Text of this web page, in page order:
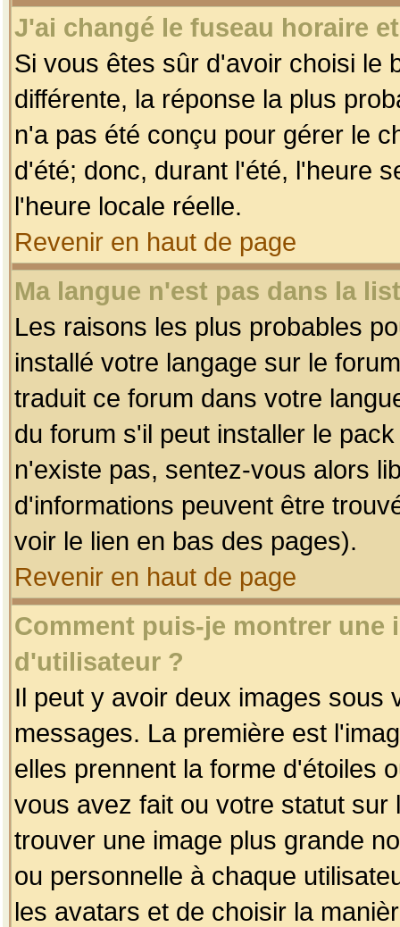
J'ai changé le fuseau horaire
Si vous êtes sûr d'avoir choisi le
différente, la réponse la plus
n'a pas été conçu pour gérer le
d'été; donc, durant l'été, l'heure
l'heure locale réelle.
Revenir en haut de page
Ma langue n'est pas dans la
Les raisons les plus probables
installé votre langage sur le
traduit ce forum dans votre
du forum s'il peut installer le
n'existe pas, sentez-vous alors
d'informations peuvent être
voir le lien en bas des pages).
Revenir en haut de page
Comment puis-je montrer une
d'utilisateur ?
Il peut y avoir deux images sous
messages. La première est
elles prennent la forme d'étoiles
vous avez fait ou votre statut
trouver une image plus grande
ou personnelle à chaque
les avatars et de choisir la